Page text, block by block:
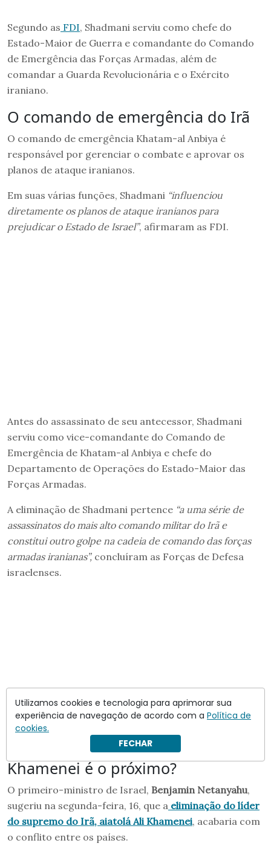
Segundo as FDI, Shadmani serviu como chefe do
Estado-Maior de Guerra e comandante do Comando
de Emergência das Forças Armadas, além de
comandar a Guarda Revolucionária e o Exército
iraniano.
O comando de emergência do Irã
O comando de emergência Khatam-al Anbiya é
responsável por gerenciar o combate e aprovar os
planos de ataque iranianos.
Em suas várias funções, Shadmani “influenciou
diretamente os planos de ataque iranianos para
prejudicar o Estado de Israel”, afirmaram as FDI.
Antes do assassinato de seu antecessor, Shadmani
serviu como vice-comandante do Comando de
Emergência de Khatam-al Anbiya e chefe do
Departamento de Operações do Estado-Maior das
Forças Armadas.
A eliminação de Shadmani pertence “a uma série de
assassinatos do mais alto comando militar do Irã e
constitui outro golpe na cadeia de comando das forças
armadas iranianas”, concluíram as Forças de Defesa
israelenses.
Khamenei é o próximo?
O primeiro-ministro de Israel, Benjamin Netanyahu,
sugeriu na segunda-feira, 16, que a eliminação do líder
do supremo do Irã, aiatolá Ali Khamenei, acabaria com
o conflito entre os países.
Utilizamos cookies e tecnologia para aprimorar sua
experiência de navegação de acordo com a Política de
cookies.
FECHAR